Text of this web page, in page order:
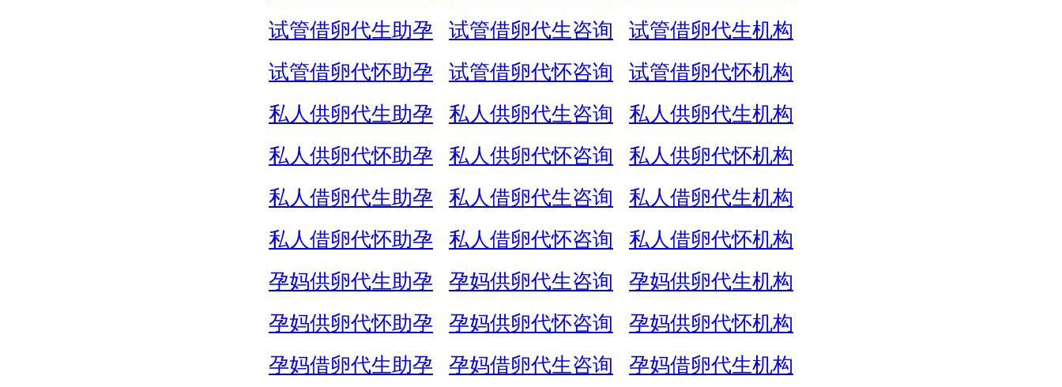
试管借卵代生助孕
试管借卵代生咨询
试管借卵代生机构
试管借卵代怀助孕
试管借卵代怀咨询
试管借卵代怀机构
私人供卵代生助孕
私人供卵代生咨询
私人供卵代生机构
私人供卵代怀助孕
私人供卵代怀咨询
私人供卵代怀机构
私人借卵代生助孕
私人借卵代生咨询
私人借卵代生机构
私人借卵代怀助孕
私人借卵代怀咨询
私人借卵代怀机构
孕妈供卵代生助孕
孕妈供卵代生咨询
孕妈供卵代生机构
孕妈供卵代怀助孕
孕妈供卵代怀咨询
孕妈供卵代怀机构
孕妈借卵代生助孕
孕妈借卵代生咨询
孕妈借卵代生机构